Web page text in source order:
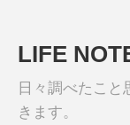
LIFE
日々調べたこ
きます。